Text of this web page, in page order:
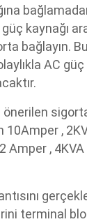
kaynağı
bağlayın.
AC güç
10Amper ,
Amper ,
terminal